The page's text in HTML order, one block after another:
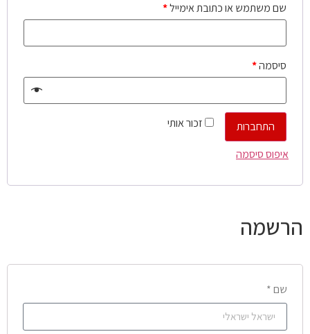
שם משתמש או כתובת אימייל*
סיסמה*
זכור אותי
התחברות
איפוס סיסמה
הרשמה
שם *